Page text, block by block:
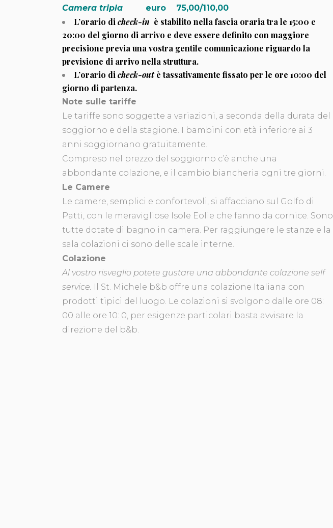
Camera tripla
euro 75,00/110,00
L’orario di check-in è stabilito nella fascia oraria tra le 15:00 e
20:00 del giorno di arrivo e deve essere definito con maggiore
precisione previa una vostra gentile comunicazione riguardo la
previsione di arrivo nella struttura.
L’orario di check-outè tassativamente fissato per le ore 10:00 del
giorno di partenza.
Note sulle tariffe
Le tariffe sono soggette a variazioni, a seconda della durata del
soggiorno e della stagione. I bambini con età inferiore ai 3
anni soggiornano gratuitamente.
Compreso nel prezzo del soggiorno c’è anche una
abbondante colazione, e il cambio biancheria ogni tre giorni.
Le Camere
Le camere, semplici e confortevoli, si affacciano sul Golfo di
Patti, con le meravigliose Isole Eolie che fanno da cornice. Sono
tutte dotate di bagno in camera. Per raggiungere le stanze e la
sala colazioni ci sono delle scale interne.
Colazione
Al vostro risveglio potete gustare una abbondante colazione self
service. Il St. Michele b&b offre una colazione Italiana con
prodotti tipici del luogo. Le colazioni si svolgono dalle ore 08:
00 alle ore 10: 0, per esigenze particolari basta avvisare la
direzione del b&b.